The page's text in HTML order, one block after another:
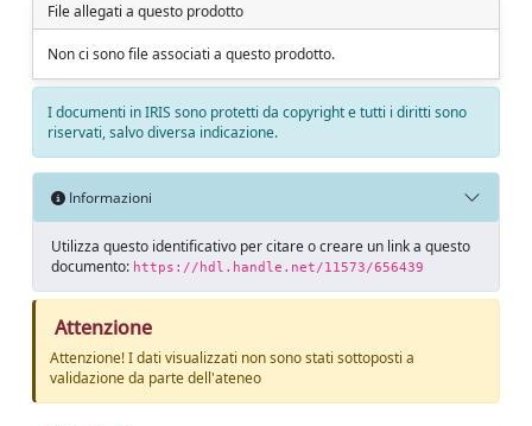
File allegati a questo prodotto
Non ci sono file associati a questo prodotto.
I documenti in IRIS sono protetti da copyright e tutti i diritti sono
riservati, salvo diversa indicazione.
Informazioni
Utilizza questo identificativo per citare o creare un link a questo
documento: https://hdl.handle.net/11573/656439
Attenzione
Attenzione! I dati visualizzati non sono stati sottoposti a
validazione da parte dell'ateneo